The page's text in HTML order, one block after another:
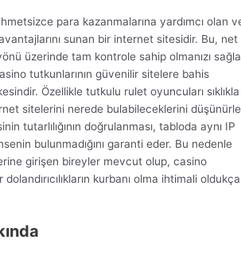
para kazanmalarına yardımcı olan
sunan bir internet sitesidir. Bu, net
üzerinde tam kontrole sahip olmanızı
tutkunlarının güvenilir sitelere bahis
Özellikle tutkulu rulet oyuncuları sıklıkla
sitelerini nerede bulabileceklerini
tutarlılığının doğrulanması, tabloda aynı IP
bulunmadığını garanti eder. Bu nedenle
girişen bireyler mevcut olup, casino
kurbanı olma ihtimali oldukça